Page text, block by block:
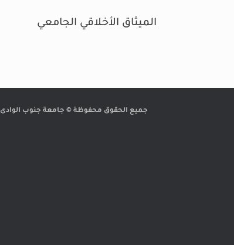
الميثاق الأخلاقي الجامعي
جميع الحقوق محفوظة © جامعة جنوب الوادى 2020